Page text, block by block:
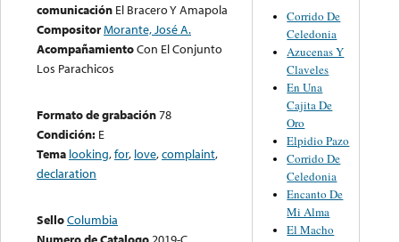
comunicación El Bracero Y Amapola
CompositorMorante, José A.
AcompañamientoCon El Conjunto
Los Parachicos
Formato de grabación78
Condición: E
Tema looking,for, love,complaint,
declaration
SelloColumbia
Corrido De
Celedonia
Azucenas Y
Claveles
En Una
Cajita De
Oro
Elpidio Pazo
Corrido De
Celedonia
Encanto De
Mi Alma
El Macho